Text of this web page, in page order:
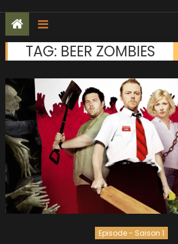
TAG: BEER ZOMBIES
Episode - Saison 1